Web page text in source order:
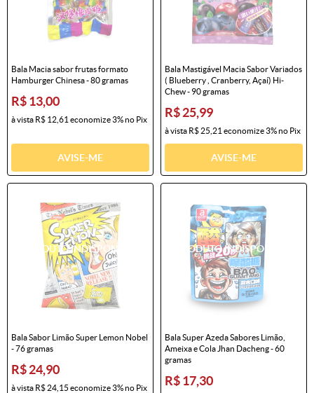
Bala Macia sabor frutas formato
Hamburger Chinesa - 80 gramas
R$ 13,00
à vista R$ 12,61 economize3%no Pix
AVISE-ME
Bala Mastigável Macia Sabor Variados
( Blueberry , Cranberry, Açaí) Hi-
Chew - 90 gramas
R$ 25,99
à vista R$ 25,21 economize3%no Pix
AVISE-ME
Bala Sabor Limão Super Lemon Nobel
- 76 gramas
R$ 24,90
à vista R$ 24,15 economize3%no Pix
Bala Super Azeda Sabores Limão,
Ameixa e Cola Jhan Dacheng - 60
gramas
R$ 17,30